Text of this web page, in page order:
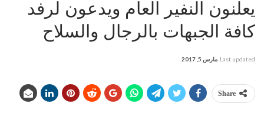
يعلنون النفير العام ويدعون لرفد
كافة الجبهات بالرجال والسلاح
Last updated مارس 5, 2017
Share